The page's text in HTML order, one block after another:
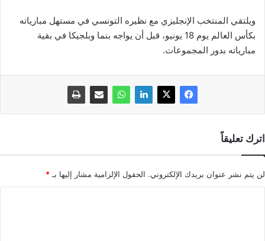
ويلتقي المنتخب الإنجليزي مع نظيره التونسي في مستهل مبارياته
بكأس العالم يوم 18 يونيو، قبل أن يواجه بنما وبلجيكا في بقية
مبارياته بدور المجموعات.
اترك تعليقاً
لن يتم نشر عنوان بريدك الإلكتروني. الحقول الإلزامية مشار إليها بـ *